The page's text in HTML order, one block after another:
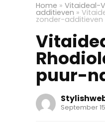
Home » Vitaideal-
additieven »
zonder-additieven
puur-
September